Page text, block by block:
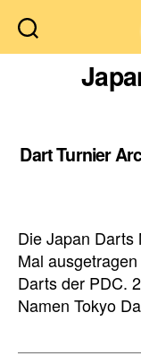
Dart Turnier
Die Japan Darts
Mal
Darts der PDC.
Namen Tokyo